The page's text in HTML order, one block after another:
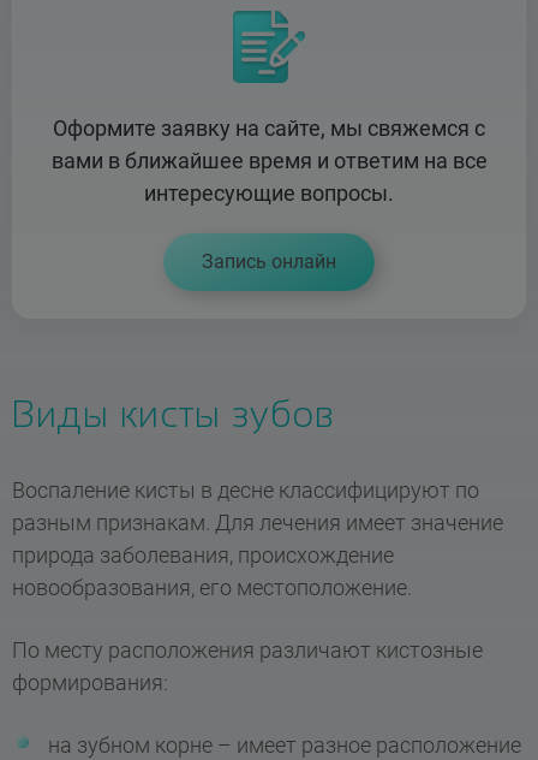
Оформите заявку на сайте, мы свяжемся с
вами в ближайшее время и ответим на все
интересующие вопросы.
Запись онлайн
Виды кисты зубов
Воспаление кисты в десне классифицируют по
разным признакам. Для лечения имеет значение
природа заболевания, происхождение
новообразования, его местоположение.
По месту расположения различают кистозные
формирования:
на зубном корне – имеет разное расположение